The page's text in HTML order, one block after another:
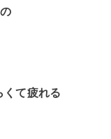
くて疲れる